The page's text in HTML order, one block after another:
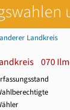
Landkreis
070